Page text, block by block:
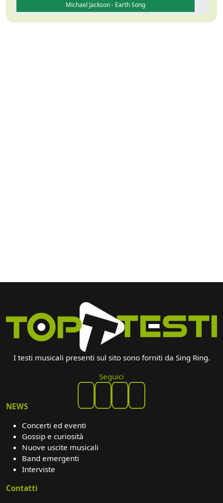
Michael Jackson - Earth Song
I testi musicali presenti sul sito sono forniti da Sing Ring.
Seguici
NEWS
Concerti ed eventi
Gossip e curiosità
Nuove uscite musicali
Band emergenti
Interviste
Contatti